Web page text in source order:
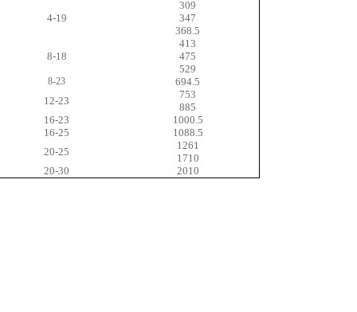
4-19
309
347
368.5
8-18
413
475
529
8-23
694.5
12-23
753
885
16-23
1000.5
16-25
1088.5
20-25
1261
1710
20-30 2010